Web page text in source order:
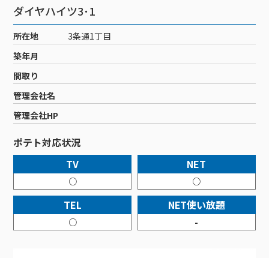
工事・配線について
新居をご検討中の方へ
ポテトを導入している集合住宅
物件情報
特典・キャンペーン
おトクな割引サービス
ご加入中の方
ご加入中のサービス確認・変更
WEBメール
サポートサービス
サポートサービストップ
リモートコール
回線速度測定
接続・設定⽅法
訪問サポート＆サポートパックサービス料⾦表
新着情報
メンテナンス・障害情報
ポテトからのプレゼント
イベントカレンダー
講座のご案内
サービス案内
サービス案内
ケーブルテレビ
ケーブルテレビトップ
チャンネル紹介
料⾦プラン
NHK衛星受信料団体⼀括⽀払
機器⼀覧
インターネット
インターネットトップ
料⾦プラン
Wi-Fiサービス
ポテトホーム防犯カメラ
オプションサービス
インターネットギガシェアプラン
固定電話
固定電話トップ
基本料⾦・通話料⾦
オプションサービス
auスマートバリュー
auまとめトーク
ポテトスマートフォントップ
料⾦プラン
機種⼀覧
オプションサービス
でんき
でんきトップ
ポラリンでんき×ポテト
ポテトでんき
暮らしを快適にするサービス
暮らしを快適にするサービストップ
ポテトライフメール
コミチャン
お困りの方はこちら
会社案内
メンテナンス
障害情報
ダイヤハイツ3･1
所在地
3条通1丁目
築年月
間取り
管理会社名
管理会社HP
ポテト対応状況
TV
○
NET
○
TEL
○
NET使い放題
-